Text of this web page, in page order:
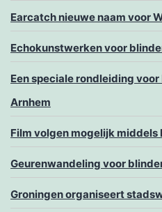
Earcatch nieuwe naam voor
Echokunstwerken voor
Een speciale rondleiding
Arnhem
Film volgen mogelijk middels
Geurenwandeling voor
Groningen organiseert